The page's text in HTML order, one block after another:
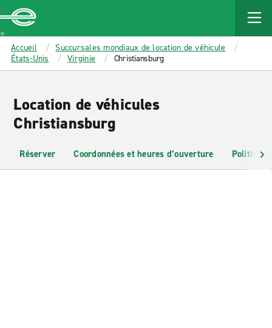
MAIN
CONTENT
Enterprise
Accueil
Succursales mondiaux de location de véhicule
États-Unis
Virginie Christiansburg
Location de véhicules
Christiansburg
Réserver Coordonnées et heures d’ouverture Politiques